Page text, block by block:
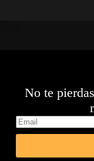
No te